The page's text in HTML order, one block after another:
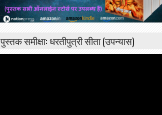
पुस्तक समीक्षा: धरतीपुत्री सीता (उपन्यास)